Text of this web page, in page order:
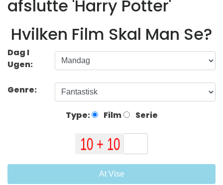
afslutte 'Harry Potter'
Hvilken Film Skal Man Se?
Dag I
Ugen:
Genre:
Type: Film Serie
At Vise